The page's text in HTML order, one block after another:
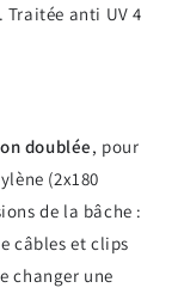
Traitée anti UV 4
doublée, pour
(2x180
de la bâche :
câbles et clips
changer une